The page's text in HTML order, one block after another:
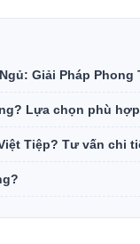
Giải Pháp Phong
Lựa chọn phù
Tiệp? Tư vấn chi